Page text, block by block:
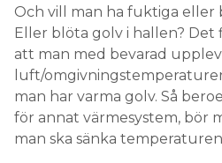
Och vill man ha fuktiga eller
Eller blöta golv i hallen? Det
att man med bevarad
luft/
man har varma golv. Så
för annat värmesystem, bör
man ska sänka